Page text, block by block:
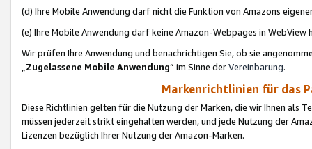
(d) Ihre Mobile Anwendung darf nicht die Funktion von Amazons
(e) Ihre Mobile Anwendung darf keine Amazon-Webpages in WebView
Wir prüfen Ihre Anwendung und benachrichtigen Sie, ob sie
„Zugelassene Mobile Anwendung“ im Sinne derVereinbarung.
Markenrichtlinien für das
Diese Richtlinien gelten für die Nutzung der Marken, die wir Ihnen als
müssen jederzeit strikt eingehalten werden, und jede Nutzung der
Lizenzen bezüglich Ihrer Nutzung der Amazon-Marken.